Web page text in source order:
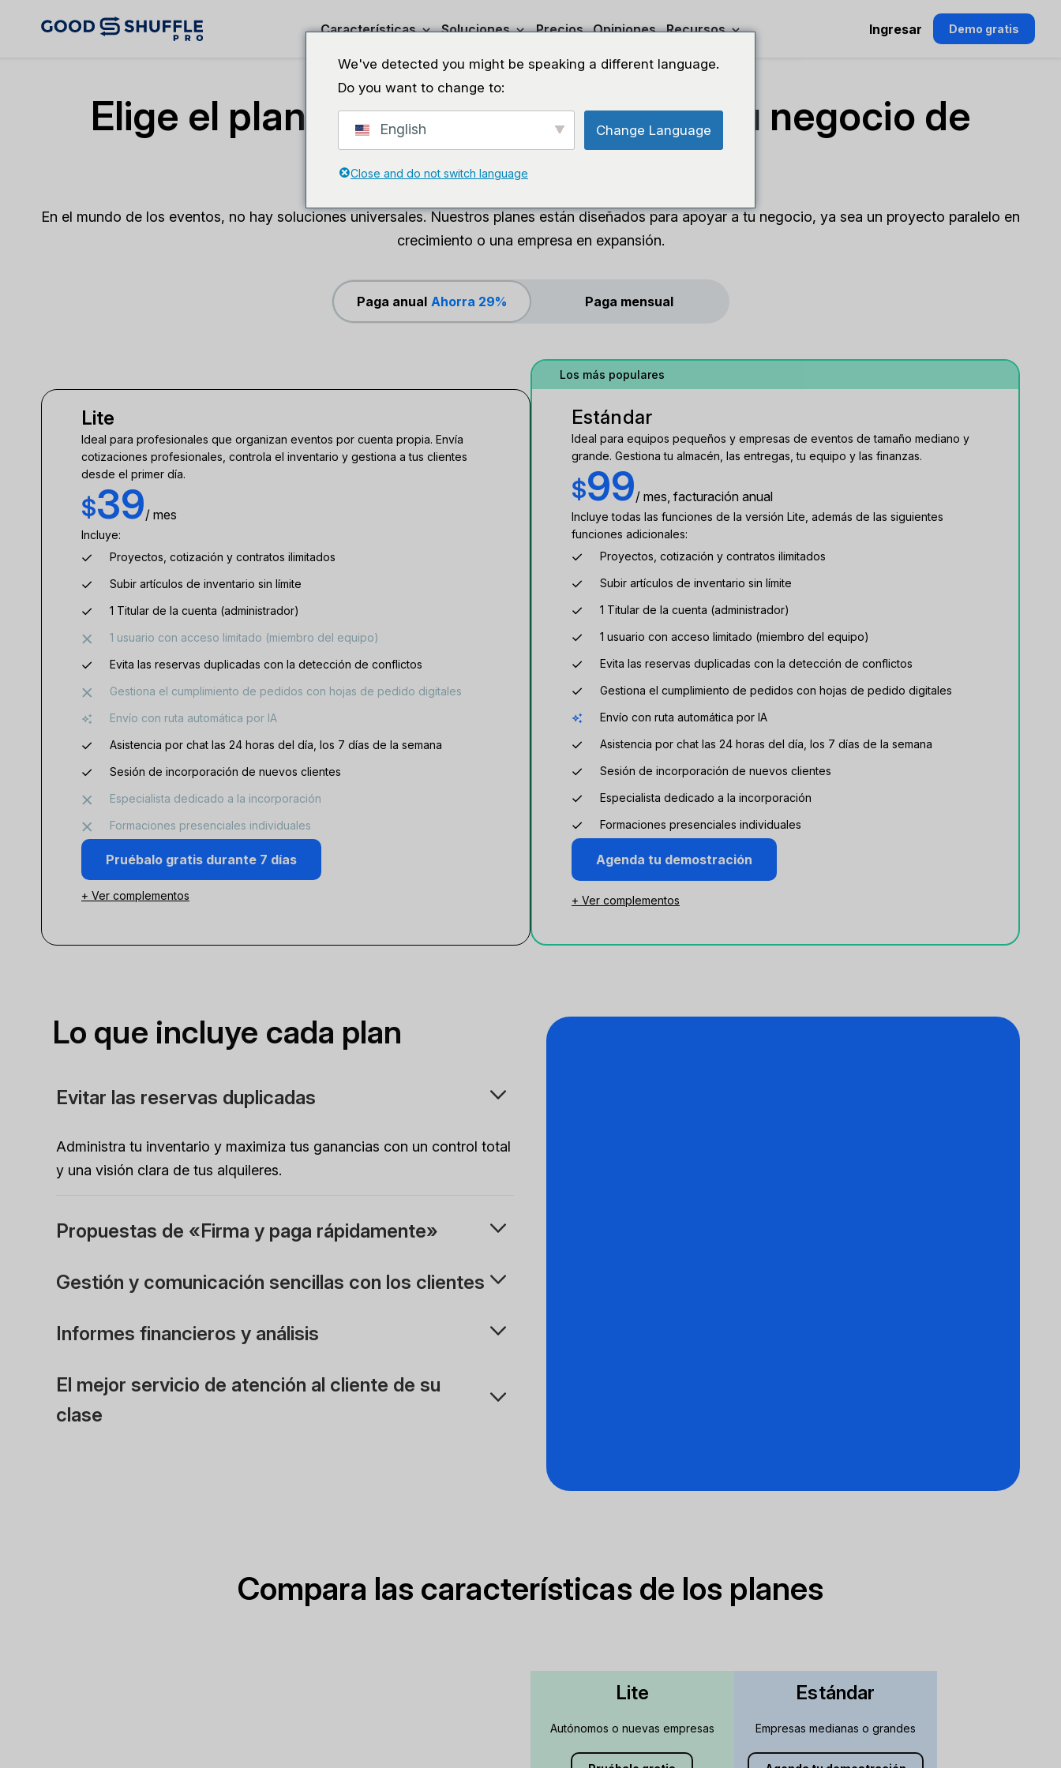
Características Soluciones Precios Opiniones Recursos Ingresar Demo gratis
Elige el plan que mejor se adapte a tu negocio de
alquiler
En el mundo de los eventos, no hay soluciones universales. Nuestros planes están diseñados para apoyar a tu negocio, ya sea un proyecto paralelo en
crecimiento o una empresa en expansión.
Paga anual Ahorra 29% Paga mensual
Lite
Ideal para profesionales que organizan eventos por cuenta propia. Envía
cotizaciones profesionales, controla el inventario y gestiona a tus clientes
desde el primer día.
$39/ mes
Incluye:
Proyectos, cotización y contratos ilimitados
Subir artículos de inventario sin límite
1 Titular de la cuenta (administrador)
1 usuario con acceso limitado (miembro del equipo)
Evita las reservas duplicadas con la detección de conflictos
Gestiona el cumplimiento de pedidos con hojas de pedido digitales
Envío con ruta automática por IA
Asistencia por chat las 24 horas del día, los 7 días de la semana
Sesión de incorporación de nuevos clientes
Especialista dedicado a la incorporación
Formaciones presenciales individuales
Pruébalo gratis durante 7 días
+ Ver complementos
Los más populares
Estándar
Ideal para equipos pequeños y empresas de eventos de tamaño mediano y
grande. Gestiona tu almacén, las entregas, tu equipo y las finanzas.
$99/ mes, facturación anual
Incluye todas las funciones de la versión Lite, además de las siguientes
funciones adicionales:
Proyectos, cotización y contratos ilimitados
Subir artículos de inventario sin límite
1 Titular de la cuenta (administrador)
1 usuario con acceso limitado (miembro del equipo)
Evita las reservas duplicadas con la detección de conflictos
Gestiona el cumplimiento de pedidos con hojas de pedido digitales
Envío con ruta automática por IA
Asistencia por chat las 24 horas del día, los 7 días de la semana
Sesión de incorporación de nuevos clientes
Especialista dedicado a la incorporación
Formaciones presenciales individuales
Agenda tu demostración
+ Ver complementos
Lo que incluye cada plan
Evitar las reservas duplicadas
Administra tu inventario y maximiza tus ganancias con un control total
y una visión clara de tus alquileres.
Propuestas de «Firma y paga rápidamente»
Gestión y comunicación sencillas con los clientes
Informes financieros y análisis
El mejor servicio de atención al cliente de su
clase
Compara las características de los planes
Lite
Autónomos o nuevas empresas
Estándar
Empresas medianas o grandes
We've detected you might be speaking a different language.
Do you want to change to:
English Change Language
Close and do not switch language